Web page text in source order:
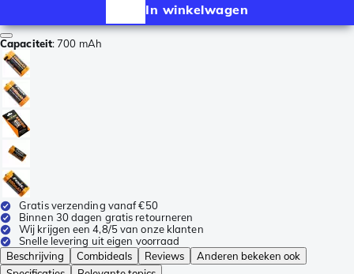
In winkelwagen
Capaciteit:700 mAh
Gratis verzending vanaf €50
Binnen 30 dagen gratis retourneren
Wij krijgen een 4,8/5 van onze klanten
Snelle levering uit eigen voorraad
Beschrijving
Combideals Reviews
Anderen bekeken ook